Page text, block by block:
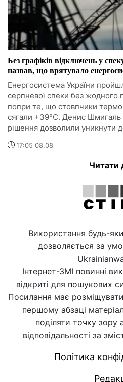
Без графіків відключень у
назвав, що врятувало
Енергосистема України
серпневої спеки без жодного
попри те, що стовпчики
сягали +39°C. Денис Шмигаль
рішення дозволили уникнути
17:05 08.08
Читати
Використання будь-
дозволяється за
Інтернет-ЗМІ повинні
відкриті для пошукових
Посилання має
першому абзаці
поділяти точку зору
відповідальності за
Політика